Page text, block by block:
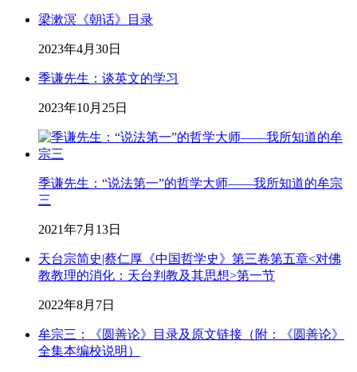
梁漱溟《朝话》目录
2023年4月30日
季谦先生：谈英文的学习
2023年10月25日
季谦先生：“说法第一”的哲学大师——我所知道的牟宗
三
2021年7月13日
天台宗简史|蔡仁厚《中国哲学史》第三卷第五章<对佛
教教理的消化：天台判教及其思想>第一节
2022年8月7日
牟宗三：《圆善论》目录及原文链接（附：《圆善论》
全集本编校说明）